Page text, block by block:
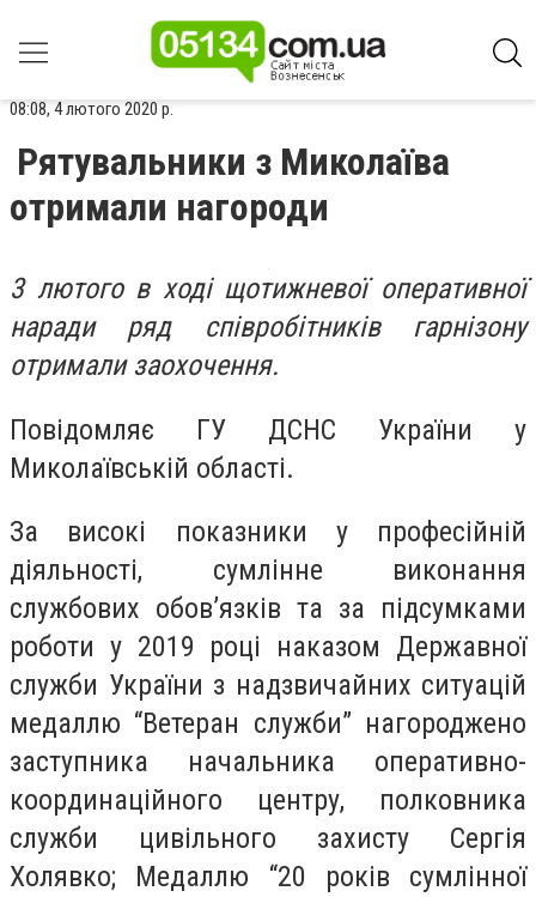
08:08, 4 лютого 2020 р.
Рятувальники з Миколаїва
отримали нагороди
3 лютого в ході щотижневої оперативної
наради ряд співробітників гарнізону
отримали заохочення.
Повідомляє ГУ ДСНС України у
Миколаївській області.
За високі показники у професійній
діяльності, сумлінне виконання
службових обов’язків та за підсумками
роботи у 2019 році наказом Державної
служби України з надзвичайних ситуацій
медаллю “Ветеран служби” нагороджено
заступника начальника оперативно-
координаційного центру, полковника
служби цивільного захисту Сергія
Холявко; Медаллю “20 років сумлінної